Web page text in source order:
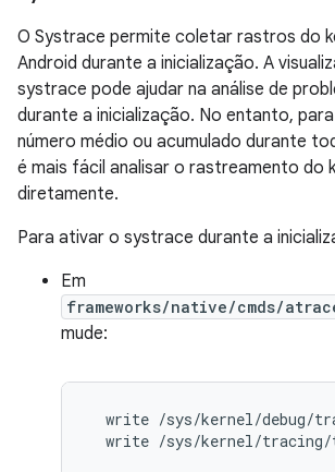
O Systrace permite coletar rastros do
Android durante a inicialização. A
systrace pode ajudar na análise de
durante a inicialização. No entanto,
número médio ou acumulado durante
é mais fácil analisar o rastreamento do
diretamente.
Para ativar o systrace durante a
Em
frameworks/native/cmds/
mude:
write /sys/kernel/debug/
write /sys/kernel/